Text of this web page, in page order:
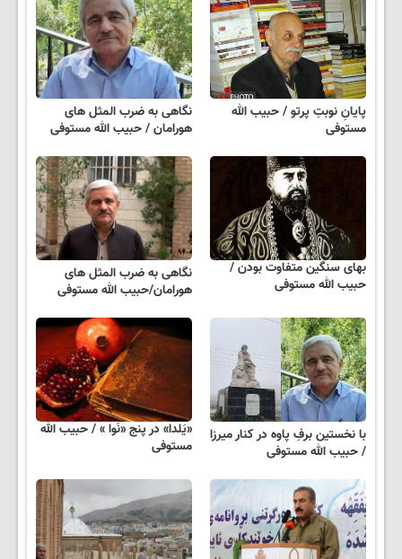
پایانِ نوبتِ پرتو / حبیب الله
مستوفی
نگاهی به ضرب المثل های
هورامان / حبیب الله مستوفی
بهای سنگین متفاوت بودن /
حبیب الله مستوفی
نگاهی به ضرب المثل های
هورامان/حبیب الله مستوفی
با نخستین برفِ پاوه در کنار میرزا
/ حبیب الله مستوفی
«یَلدا» در پنج «نَوا » / حبیب الله
مستوفی